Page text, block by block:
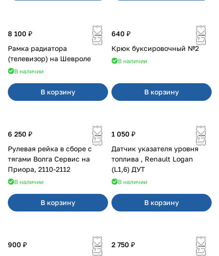
8 100 ₽
Рамка радиатора
(телевизор) на Шевроле
В наличии
В корзину
640 ₽
Крюк буксировочный №2
В наличии
В корзину
6 250 ₽
Рулевая рейка в сборе с
тягами Волга Сервис на
Приора, 2110-2112
В наличии
В корзину
1 050 ₽
Датчик указателя уровня
топлива , Renault Logan
(L1,6) ДУТ
В наличии
В корзину
900 ₽
2 750 ₽